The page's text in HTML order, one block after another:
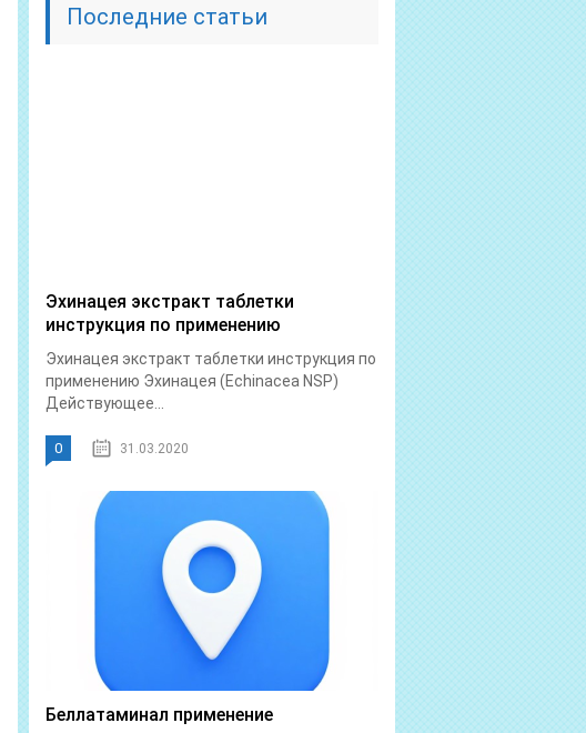
Последние статьи
Эхинацея экстракт таблетки
инструкция по применению
Эхинацея экстракт таблетки инструкция по
применению Эхинацея (Echinacea NSP)
Действующее...
0 31.03.2020
Беллатаминал применение